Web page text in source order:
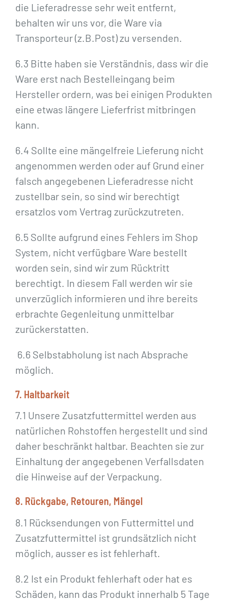
die Lieferadresse sehr weit entfernt,
behalten wir uns vor, die Ware via
Transporteur (z.B.Post) zu versenden.
6.3 Bitte haben sie Verständnis, dass wir die
Ware erst nach Bestelleingang beim
Hersteller ordern, was bei einigen Produkten
eine etwas längere Lieferfrist mitbringen
kann.
6.4 Sollte eine mängelfreie Lieferung nicht
angenommen werden oder auf Grund einer
falsch angegebenen Lieferadresse nicht
zustellbar sein, so sind wir berechtigt
ersatzlos vom Vertrag zurückzutreten.
6.5 Sollte aufgrund eines Fehlers im Shop
System, nicht verfügbare Ware bestellt
worden sein, sind wir zum Rücktritt
berechtigt. In diesem Fall werden wir sie
unverzüglich informieren und ihre bereits
erbrachte Gegenleitung unmittelbar
zurückerstatten.
6.6 Selbstabholung ist nach Absprache
möglich.
7. Haltbarkeit
7.1 Unsere Zusatzfuttermittel werden aus
natürlichen Rohstoffen hergestellt und sind
daher beschränkt haltbar. Beachten sie zur
Einhaltung der angegebenen Verfallsdaten
die Hinweise auf der Verpackung.
8. Rückgabe, Retouren, Mängel
8.1 Rücksendungen von Futtermittel und
Zusatzfuttermittel ist grundsätzlich nicht
möglich, ausser es ist fehlerhaft.
8.2 Ist ein Produkt fehlerhaft oder hat es
Schäden, kann das Produkt innerhalb 5 Tage